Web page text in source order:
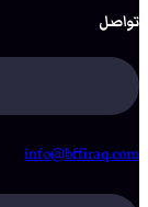
تواصل
info@bffiraq.com